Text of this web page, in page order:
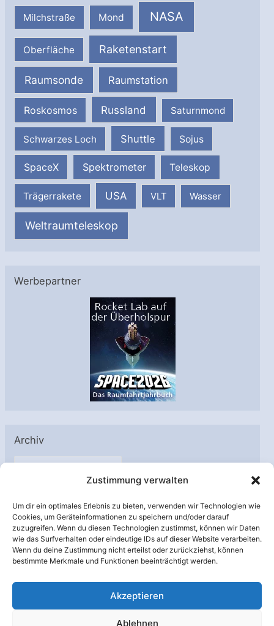
Zustimmung verwalten
Um dir ein optimales Erlebnis zu bieten, verwenden wir Technologien wie
Cookies, um Geräteinformationen zu speichern und/oder darauf
zuzugreifen. Wenn du diesen Technologien zustimmst, können wir Daten
wie das Surfverhalten oder eindeutige IDs auf dieser Website verarbeiten.
Wenn du deine Zustimmung nicht erteilst oder zurückziehst, können
bestimmte Merkmale und Funktionen beeinträchtigt werden.
Akzeptieren
Ablehnen
Milchstraße Mond NASA
Oberfläche Raketenstart
Raumsonde Raumstation
Roskosmos Russland Saturnmond
Schwarzes Loch Shuttle Sojus
SpaceX Spektrometer Teleskop
Trägerrakete USA VLT Wasser
Weltraumteleskop
Werbepartner
Archiv
A
h
i
v
Unterstützt von: